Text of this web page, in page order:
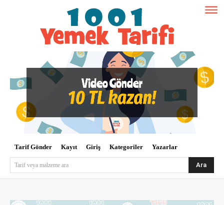
Tarif Gönder Kayıt Giriş Kategoriler Yazarlar
Tarif veya malzeme ara Ara